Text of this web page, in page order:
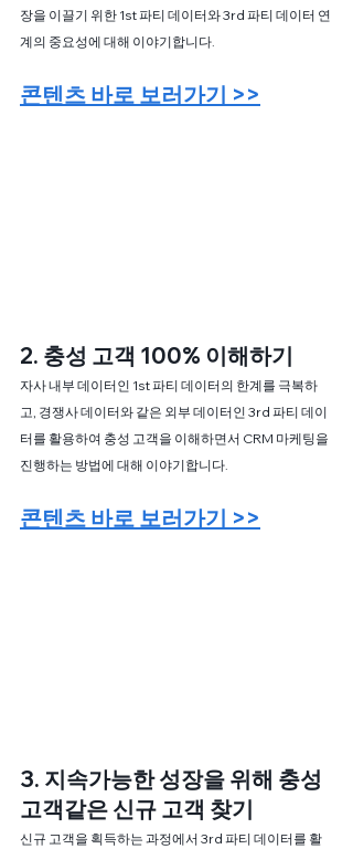
장을 이끌기 위한 1st 파티 데이터와 3rd 파티 데이터 연
계의 중요성에 대해 이야기합니다.
콘텐츠 바로 보러가기 >>
2. 충성 고객 100% 이해하기
자사 내부 데이터인 1st 파티 데이터의 한계를 극복하
고, 경쟁사 데이터와 같은 외부 데이터인 3rd 파티 데이
터를 활용하여 충성 고객을 이해하면서 CRM 마케팅을
진행하는 방법에 대해 이야기합니다.
콘텐츠 바로 보러가기 >>
3. 지속가능한 성장을 위해 충성
고객같은 신규 고객 찾기
신규 고객을 획득하는 과정에서 3rd 파티 데이터를 활